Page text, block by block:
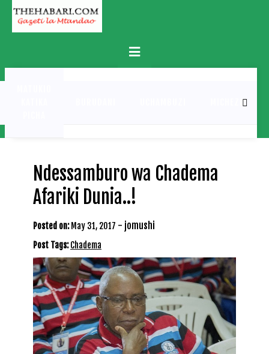
Skip
content
Primary
Menu
MICHEZO
Ndessamburo wa Chadema
Afariki Dunia..!
Posted on: May 31, 2017 - jomushi
Post Tags:Chadema